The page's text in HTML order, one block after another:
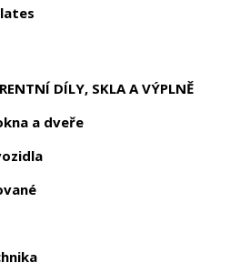
DÍLY, SKLA A VÝPLNĚ
a dveře